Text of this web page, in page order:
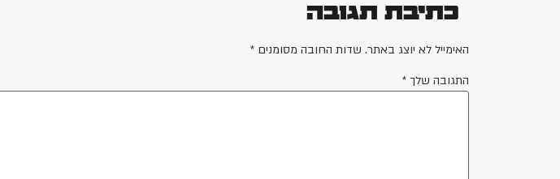
כתיבת תגובה
האימייל לא יוצג באתר. שדות החובה מסומנים *
התגובה שלך *